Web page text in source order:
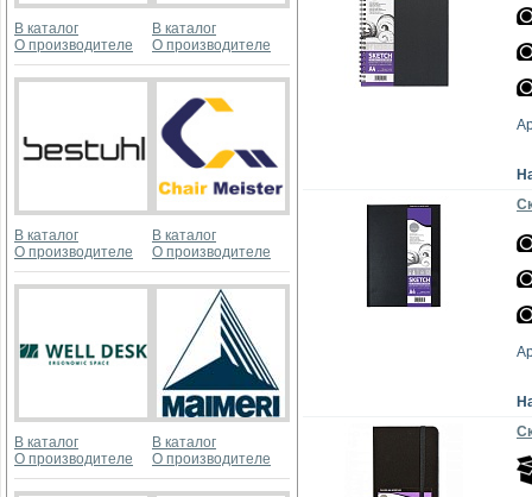
В каталог
О производителе
В каталог
О производителе
В каталог
О производителе
В каталог
О производителе
В каталог
О производителе
В каталог
О производителе